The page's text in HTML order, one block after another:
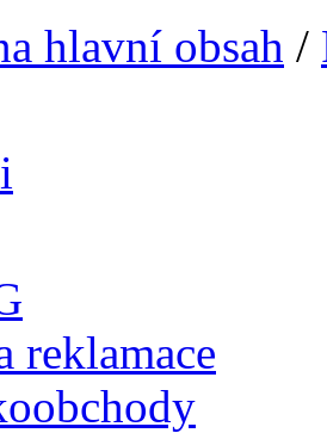
hlavní obsah /
reklamace